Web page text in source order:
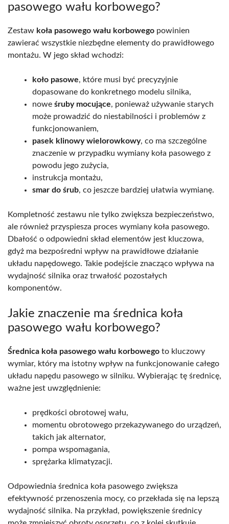
pasowego wału korbowego?
Zestaw koła pasowego wału korbowego powinien
zawierać wszystkie niezbędne elementy do prawidłowego
montażu. W jego skład wchodzi:
koło pasowe, które musi być precyzyjnie
dopasowane do konkretnego modelu silnika,
nowe śruby mocujące, ponieważ używanie starych
może prowadzić do niestabilności i problemów z
funkcjonowaniem,
pasek klinowy wielorowkowy, co ma szczególne
znaczenie w przypadku wymiany koła pasowego z
powodu jego zużycia,
instrukcja montażu,
smar do śrub, co jeszcze bardziej ułatwia wymianę.
Kompletność zestawu nie tylko zwiększa bezpieczeństwo,
ale również przyspiesza proces wymiany koła pasowego.
Dbałość o odpowiedni skład elementów jest kluczowa,
gdyż ma bezpośredni wpływ na prawidłowe działanie
układu napędowego. Takie podejście znacząco wpływa na
wydajność silnika oraz trwałość pozostałych
komponentów.
Jakie znaczenie ma średnica koła
pasowego wału korbowego?
Średnica koła pasowego wału korbowego to kluczowy
wymiar, który ma istotny wpływ na funkcjonowanie całego
układu napędu pasowego w silniku. Wybierając tę średnicę,
ważne jest uwzględnienie:
prędkości obrotowej wału,
momentu obrotowego przekazywanego do urządzeń,
takich jak alternator,
pompa wspomagania,
sprężarka klimatyzacji.
Odpowiednia średnica koła pasowego zwiększa
efektywność przenoszenia mocy, co przekłada się na lepszą
wydajność silnika. Na przykład, powiększenie średnicy